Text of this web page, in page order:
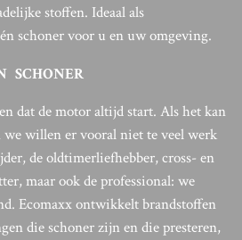
stoffen. Ideaal als
schoner voor u en uw omgeving.
SCHONER
dat de motor altijd start. Als het kan
we willen er vooral niet te veel werk
de oldtimerliefhebber, cross- en
maar ook de professional: we
Ecomaxx ontwikkelt brandstoffen
die schoner zijn en die presteren,